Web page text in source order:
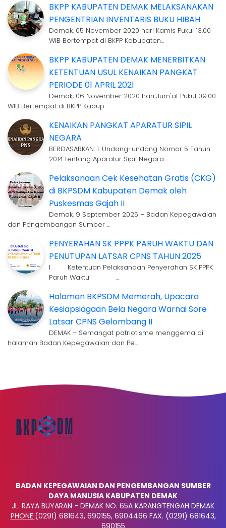
BKPP KABUPATEN DEMAK MELAKSANAKAN
PENGENTRIAN INVENTARIS BUKU HIBAH
Demak, 05 November 2020 hari Kamis Pukul 13.00
WIB Bertempat di BKPP Kabupaten…
BKPP KABUPATEN DEMAK MENERBITKAN
KETENTUAN USUL KENAIKAN PANGKAT
PERIODE 01 APRIL 2021
Demak, 06 November 2020 hari Jum'at Pukul 09.00
WIB Bertempat di BKPP Kabup…
KENAIKAN PANGKAT APARATUR SIPIL
NEGARA
BERDASARKAN: 1. Undang-undang Nomor 5 Tahun
2014 tentang Aparatur Sipil Negara…
Pelaksanaan Cek Kesehatan Gratis (CKG)
di BKPSDM Kabupaten Demak oleh
Puskesmas Gajah II
Demak, 9 September 2025 – Badan Kepegawaian
dan Pengembangan Sumber …
PENYERAHAN SK PPPK PARUH WAKTU DAN
PENUTUPAN LATSAR CPNS TAHUN 2025
I. Ketentuan Pelaksanaan Penyerahan SK PPPK
Paruh Waktu …
Halaman BKPSDM Memerah, Upacara
Kesiapsiagaan Bela Negara Warnai Sore
Latsar CPNS Gelombang II
DEMAK – Semangat patriotisme menggema di
halaman Badan Kepegawaian dan Pe…
BADAN KEPEGAWAIAN DAN PENGEMBANGAN SUMBER
DAYA MANUSIA KABUPATEN DEMAK
JL. RAYA BUYARAN - DEMAK NO. 65A KARANGTENGAH DEMAK
PHONE:(0291) 681643, 690155, 6904466 FAX. (0291) 681643,
690155